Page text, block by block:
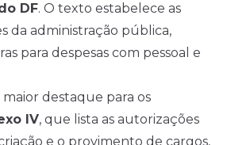
DF. O texto estabelece as
da administração pública,
para despesas com pessoal e
destaque para os
IV, que lista as autorizações
e o provimento de cargos,